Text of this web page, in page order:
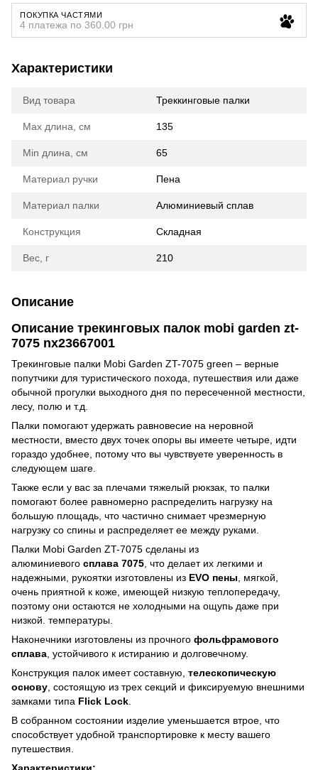
ПОКУПКА ЧАСТЯМИ
4 платежа по 360.00 грн
Характеристики
Вид товара Треккинговые палки
Max длина, см 135
Min длина, см 65
Материал ручки Пена
Материал палки Алюминиевый сплав
Конструкция Складная
Вес, г 210
Описание
Описание трекинговых палок mobi garden zt-
7075 nx23667001
Трекинговые палки Mobi Garden ZT-7075 green – верные
попутчики для туристического похода, путешествия или даже
обычной прогулки выходного дня по пересеченной местности,
лесу, полю и т.д.
Палки помогают удержать равновесие на неровной
местности, вместо двух точек опоры вы имеете четыре, идти
гораздо удобнее, потому что вы чувствуете уверенность в
следующем шаге.
Также если у вас за плечами тяжелый рюкзак, то палки
помогают более равномерно распределить нагрузку на
большую площадь, что частично снимает чрезмерную
нагрузку со спины и распределяет ее между руками.
Палки Mobi Garden ZT-7075 сделаны из
алюминиевого сплава 7075, что делает их легкими и
надежными, рукоятки изготовлены из EVO пены, мягкой,
очень приятной к коже, имеющей низкую теплопередачу,
поэтому они остаются не холодными на ощупь даже при
низкой. температуры.
Наконечники изготовлены из прочного фольфрамового
сплава, устойчивого к истиранию и долговечному.
Конструкция палок имеет составную, телескопическую
основу, состоящую из трех секций и фиксируемую внешними
замками типа Flick Lock.
В собранном состоянии изделие уменьшается втрое, что
способствует удобной транспортировке к месту вашего
путешествия.